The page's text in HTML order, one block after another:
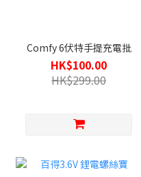
Comfy 6伏特手提充電批
HK$100.00
HK$299.00